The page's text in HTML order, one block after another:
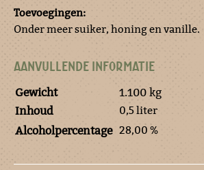
Toevoegingen:
Onder meer suiker, honing en vanille.
AANVULLENDE INFORMATIE
Gewicht
1.100 kg
Inhoud
0,5 liter
Alcoholpercentage 28,00 %